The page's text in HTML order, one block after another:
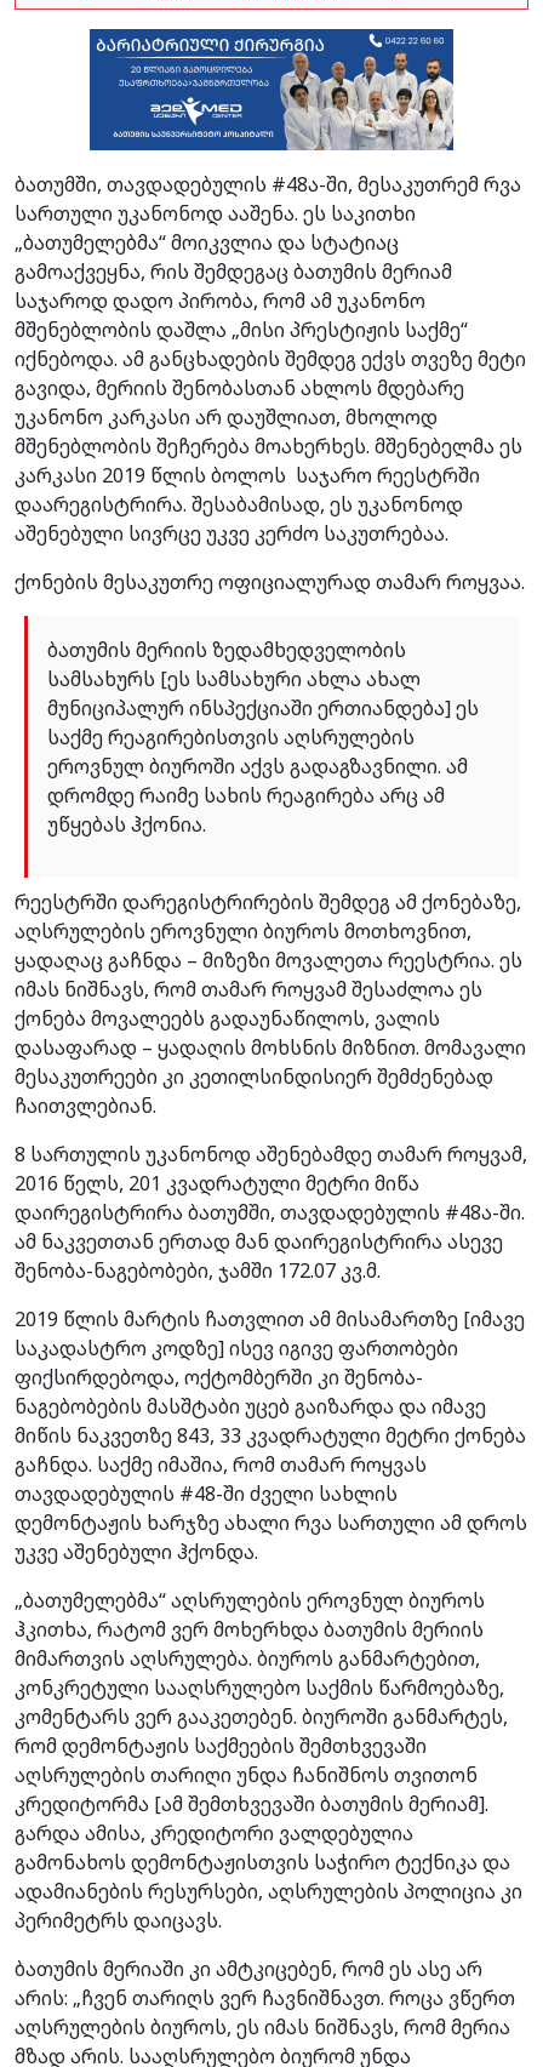
ბათუმში, თავდადებულის #48ა-ში, მესაკუთრემ რვა
სართული უკანონოდ ააშენა. ეს საკითხი
„ბათუმელებმა“ მოიკვლია და სტატიაც
გამოაქვეყნა, რის შემდეგაც ბათუმის მერიამ
საჯაროდ დადო პირობა, რომ ამ უკანონო
მშენებლობის დაშლა „მისი პრესტიჟის საქმე“
იქნებოდა. ამ განცხადების შემდეგ ექვს თვეზე მეტი
გავიდა, მერიის შენობასთან ახლოს მდებარე
უკანონო კარკასი არ დაუშლიათ, მხოლოდ
მშენებლობის შეჩერება მოახერხეს. მშენებელმა ეს
კარკასი 2019 წლის ბოლოს საჯარო რეესტრში
დაარეგისტრირა. შესაბამისად, ეს უკანონოდ
აშენებული სივრცე უკვე კერძო საკუთრებაა.
ქონების მესაკუთრე ოფიციალურად თამარ როყვაა.
ბათუმის მერიის ზედამხედველობის
სამსახურს [ეს სამსახური ახლა ახალ
მუნიციპალურ ინსპექციაში ერთიანდება] ეს
საქმე რეაგირებისთვის აღსრულების
ეროვნულ ბიუროში აქვს გადაგზავნილი. ამ
დრომდე რაიმე სახის რეაგირება არც ამ
უწყებას ჰქონია.
რეესტრში დარეგისტრირების შემდეგ ამ ქონებაზე,
აღსრულების ეროვნული ბიუროს მოთხოვნით,
ყადაღაც გაჩნდა – მიზეზი მოვალეთა რეესტრია. ეს
იმას ნიშნავს, რომ თამარ როყვამ შესაძლოა ეს
ქონება მოვალეებს გადაუნაწილოს, ვალის
დასაფარად – ყადაღის მოხსნის მიზნით. მომავალი
მესაკუთრეები კი კეთილსინდისიერ შემძენებად
ჩაითვლებიან.
8 სართულის უკანონოდ აშენებამდე თამარ როყვამ,
2016 წელს, 201 კვადრატული მეტრი მიწა
დაირეგისტრირა ბათუმში, თავდადებულის #48ა-ში.
ამ ნაკვეთთან ერთად მან დაირეგისტრირა ასევე
შენობა-ნაგებობები, ჯამში 172.07 კვ.მ.
2019 წლის მარტის ჩათვლით ამ მისამართზე [იმავე
საკადასტრო კოდზე] ისევ იგივე ფართობები
ფიქსირდებოდა, ოქტომბერში კი შენობა-
ნაგებობების მასშტაბი უცებ გაიზარდა და იმავე
მიწის ნაკვეთზე 843, 33 კვადრატული მეტრი ქონება
გაჩნდა. საქმე იმაშია, რომ თამარ როყვას
თავდადებულის #48-ში ძველი სახლის
დემონტაჟის ხარჯზე ახალი რვა სართული ამ დროს
უკვე აშენებული ჰქონდა.
„ბათუმელებმა“ აღსრულების ეროვნულ ბიუროს
ჰკითხა, რატომ ვერ მოხერხდა ბათუმის მერიის
მიმართვის აღსრულება. ბიუროს განმარტებით,
კონკრეტული სააღსრულებო საქმის წარმოებაზე,
კომენტარს ვერ გააკეთებენ. ბიუროში განმარტეს,
რომ დემონტაჟის საქმეების შემთხვევაში
აღსრულების თარიღი უნდა ჩანიშნოს თვითონ
კრედიტორმა [ამ შემთხვევაში ბათუმის მერიამ].
გარდა ამისა, კრედიტორი ვალდებულია
გამონახოს დემონტაჟისთვის საჭირო ტექნიკა და
ადამიანების რესურსები, აღსრულების პოლიცია კი
პერიმეტრს დაიცავს.
ბათუმის მერიაში კი ამტკიცებენ, რომ ეს ასე არ
არის: „ჩვენ თარიღს ვერ ჩავნიშნავთ. როცა ვწერთ
აღსრულების ბიუროს, ეს იმას ნიშნავს, რომ მერია
მზად არის. სააღსრულებო ბიურომ უნდა